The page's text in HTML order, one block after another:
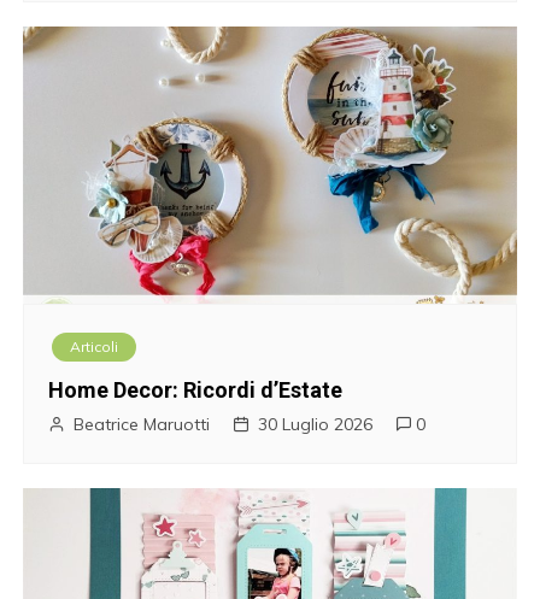
Articoli
Home Decor: Ricordi d’Estate
Beatrice Maruotti 30 Luglio 2026 0